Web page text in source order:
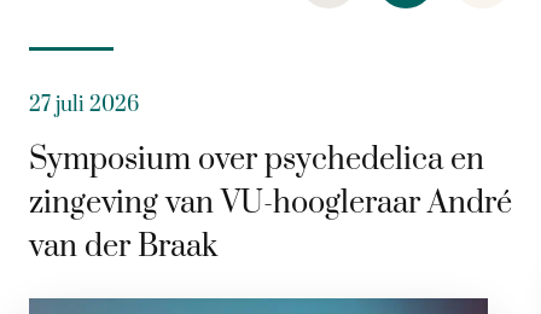
27 juli 2026
Symposium over psychedelica en
zingeving van VU-hoogleraar André
van der Braak